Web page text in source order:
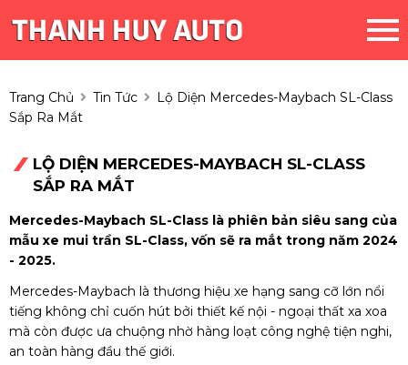
Trang Chủ Tin Tức
Lộ Diện Mercedes-Maybach SL-Class
Sắp Ra Mắt
LỘ DIỆN MERCEDES-MAYBACH SL-CLASS
SẮP RA MẮT
Mercedes-Maybach SL-Class là phiên bản siêu sang của
mẫu xe mui trần SL-Class, vốn sẽ ra mắt trong năm 2024
- 2025.
Mercedes-Maybach là thương hiệu xe hạng sang cỡ lớn nổi
tiếng không chỉ cuốn hút bởi thiết kế nội - ngoại thất xa xoa
mà còn được ưa chuộng nhờ hàng loạt công nghệ tiện nghi,
an toàn hàng đầu thế giới.